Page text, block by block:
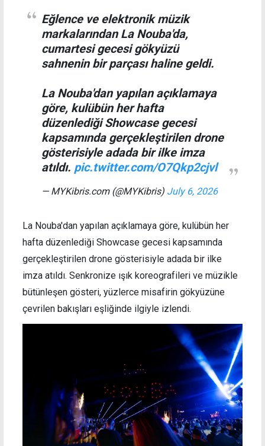
Eğlence ve elektronik müzik
markalarından La Nouba'da,
cumartesi gecesi gökyüzü
sahnenin bir parçası haline geldi.
La Nouba'dan yapılan açıklamaya
göre, kulübün her hafta
düzenlediği Showcase gecesi
kapsamında gerçekleştirilen drone
gösterisiyle adada bir ilke imza
atıldı. pic.twitter.com/O7Qkp2cjvl
— MYKibris.com (@MYKibris) July 6, 2026
La Nouba'dan yapılan açıklamaya göre, kulübün her
hafta düzenlediği Showcase gecesi kapsamında
gerçekleştirilen drone gösterisiyle adada bir ilke
imza atıldı. Senkronize ışık koreografileri ve müzikle
bütünleşen gösteri, yüzlerce misafirin gökyüzüne
çevrilen bakışları eşliğinde ilgiyle izlendi.